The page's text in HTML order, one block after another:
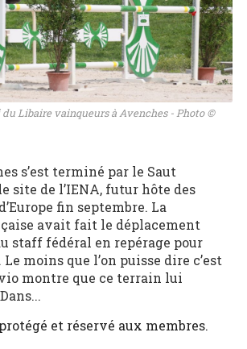
Libaire vainqueurs à Avenches - Photo ©
s’est terminé par le Saut
site de l’IENA, futur hôte des
fin septembre. La
avait fait le déplacement
staff fédéral en repérage pour
moins que l’on puisse dire c’est
montre que ce terrain lui
et réservé aux membres.